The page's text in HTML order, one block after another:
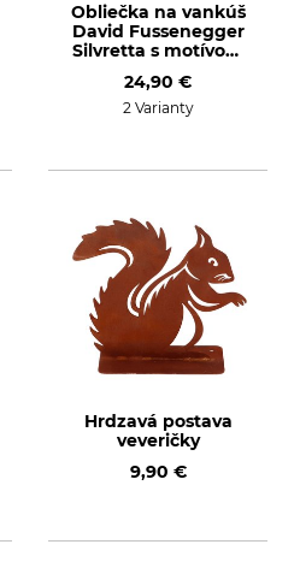
Obliečka na vankúš
David Fussenegger
Silvretta s motívom
24,90 €
2 Varianty
Hrdzavá postava
veveričky
9,90 €